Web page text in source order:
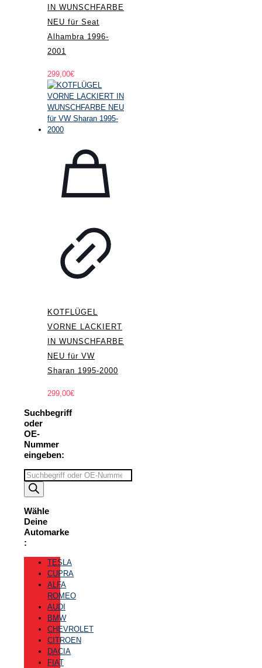
IN WUNSCHFARBE
NEU für Seat
Alhambra 1996-
2001
299,00€
KOTFLÜGEL
VORNE LACKIERT
IN WUNSCHFARBE
NEU für VW
Sharan 1995-2000
299,00€
Suchbegriff
oder
OE-
Nummer
eingeben:
Suchbegriff
eingeben
Wähle
Deine
Automarke
:
TESLA
CUPRA
ALFA
ROMEO
AUDI
BMW
CHEVROLET
CITROEN
DACIA
FIAT